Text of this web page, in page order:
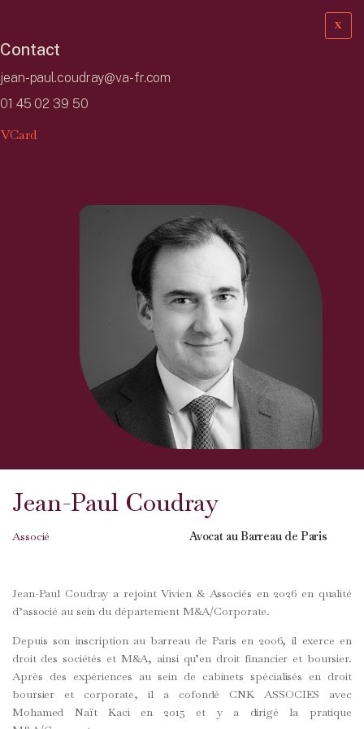
Jean-Paul Coudray
Associé Avocat au Barreau de Paris
Jean-Paul Coudray a rejoint Vivien & Associés en 2026 en qualité
d’associé au sein du département M&A/Corporate.
Depuis son inscription au barreau de Paris en 2006, il exerce en
droit des sociétés et M&A, ainsi qu’en droit financier et boursier.
Après des expériences au sein de cabinets spécialisés en droit
boursier et corporate, il a cofondé CNK ASSOCIES avec
Mohamed Naït Kaci en 2015 et y a dirigé la pratique
Contact
jean-paul.coudray@va-fr.com
01 45 02 39 50
VCard
X